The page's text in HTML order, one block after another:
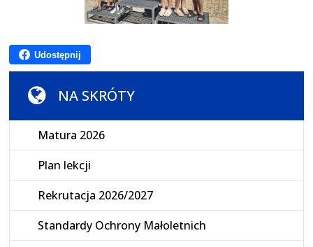
Udostępnij
NA SKRÓTY
Matura 2026
Plan lekcji
Rekrutacja 2026/2027
Standardy Ochrony Małoletnich